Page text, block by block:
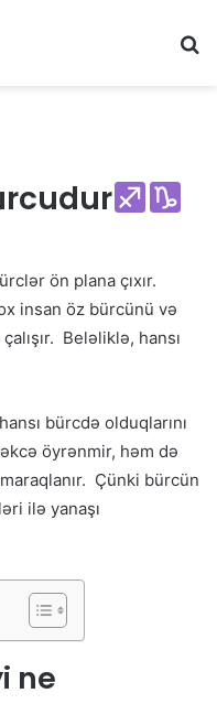
ön plana çıxır.
insan öz bürcünü və
Beləliklə, hansı
bürcdə olduqlarını
öyrənmir, həm də
Çünki bürcün
ilə yanaşı